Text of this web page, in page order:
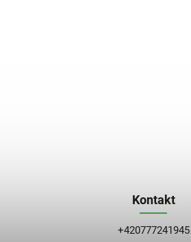
Kontakt
+420777241945